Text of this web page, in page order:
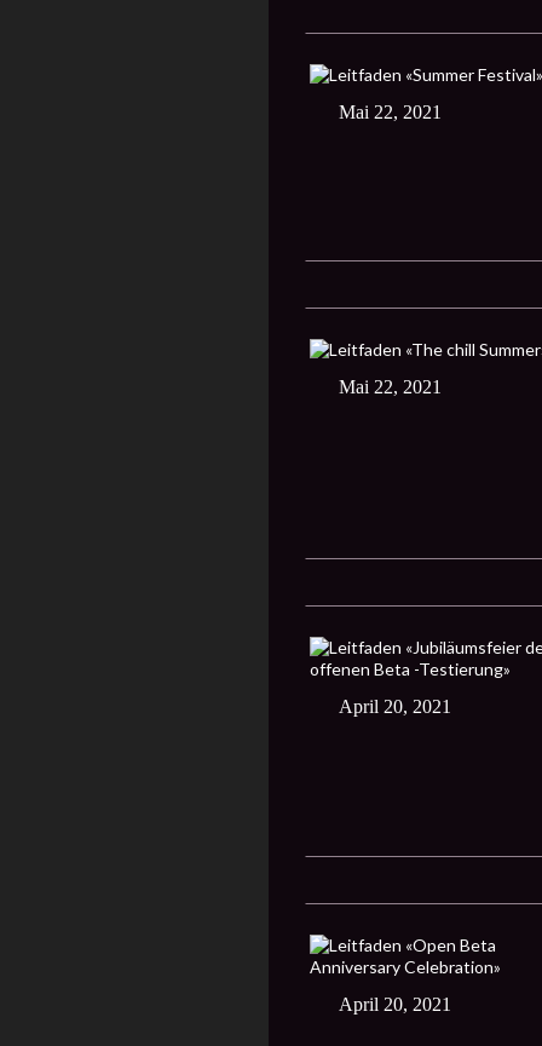
Mai 22, 2021
Mai 22, 2021
April 20, 2021
April 20, 2021